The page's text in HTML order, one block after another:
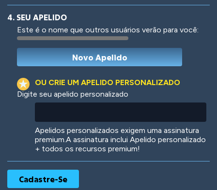
Woof Jungle Cats
4. SEU APELIDO
Este é o nome que outros usuários verão para você:
OU CRIE UM APELIDO PERSONALIZADO
Digite seu apelido personalizado
Apelidos personalizados exigem uma assinatura
premium.A assinatura inclui Apelido personalizado
+ todos os recursos premium!